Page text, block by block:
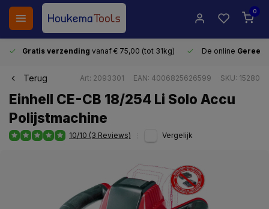
0
Gratis verzending vanaf € 75,00 (tot 31kg) De online
Terug Art: 2093301 EAN: 4006825626599 SKU: 15280
Einhell CE-CB 18/254 Li Solo Accu
Polijstmachine
10/10 (3 Reviews) Vergelijk